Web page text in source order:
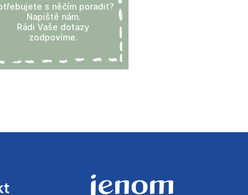
s něčím poradit?
Napiště nám.
Rádi Vaše dotazy
zodpovíme.